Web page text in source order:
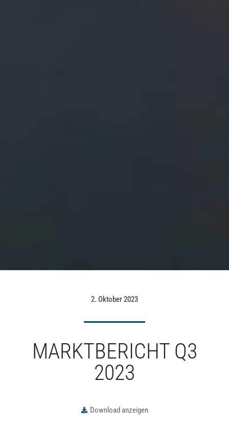
2. Oktober 2023
MARKTBERICHT Q3
2023
Download anzeigen